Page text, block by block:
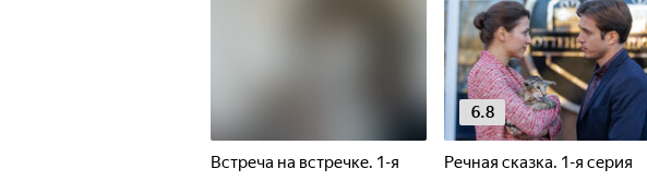
Встреча на встречке. 1-я
6.8
Речная сказка. 1-я серия